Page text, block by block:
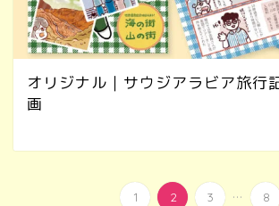
オリジナル｜サウジアラビア旅行
画
1 2 3 ... 8